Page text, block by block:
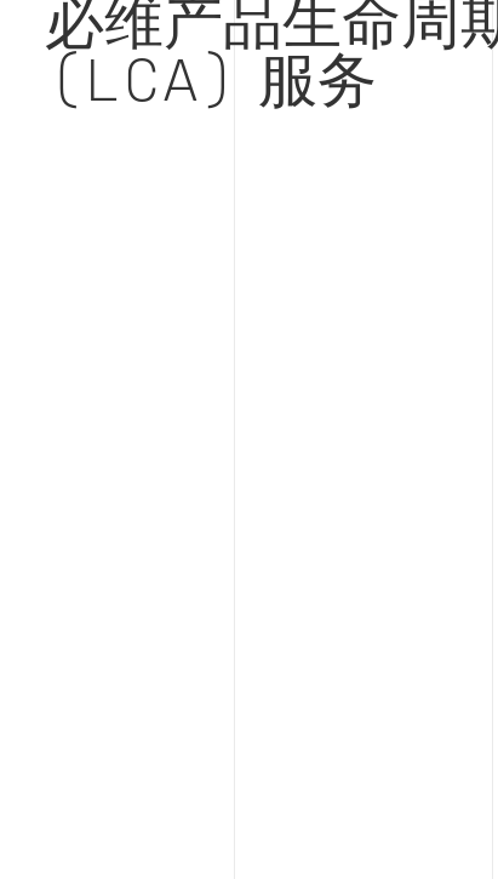
必维产品生命周
(LCA) 服务